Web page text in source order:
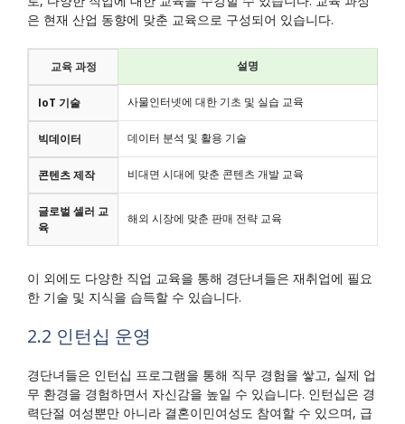
은 현재 산업 동향에 맞춘 교육으로 구성되어 있습니다.
교육 과정 설명
IoT 기술 사물인터넷에 대한 기초 및 실습 교육
빅데이터 데이터 분석 및 활용 기술
콘텐츠 제작 비대면 시대에 맞춘 콘텐츠 개발 교육
글로벌 셀러 교
육
해외 시장에 맞춘 판매 전략 교육
이 외에도 다양한 직업 교육을 통해 경단녀들은 재취업에 필요
한 기술 및 지식을 습득할 수 있습니다.
2.2 인턴십 운영
경단녀들은 인턴십 프로그램을 통해 직무 경험을 쌓고, 실제 업
무 환경을 경험하면서 자신감을 높일 수 있습니다. 인턴십은 경
력단절 여성뿐만 아니라 결혼이민여성도 참여할 수 있으며, 급